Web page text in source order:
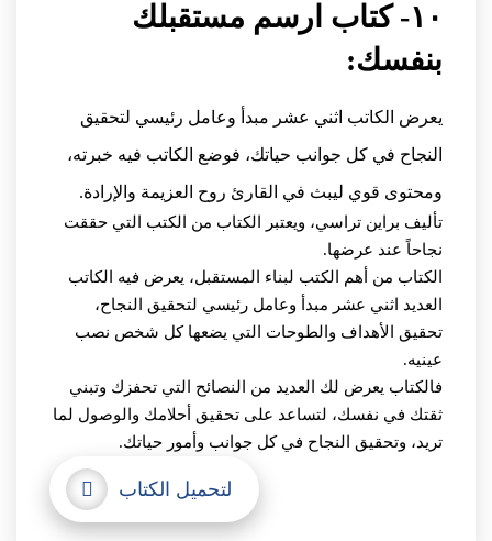
١٠- كتاب ارسم مستقبلك
بنفسك:
يعرض الكاتب اثني عشر مبدأ وعامل رئيسي لتحقيق
النجاح في كل جوانب حياتك، فوضع الكاتب فيه خبرته،
ومحتوى قوي ليبث في القارئ روح العزيمة والإرادة.
تأليف براين تراسي، ويعتبر الكتاب من الكتب التي حققت
نجاحاً عند عرضها.
الكتاب من أهم الكتب لبناء المستقبل، يعرض فيه الكاتب
العديد اثني عشر مبدأ وعامل رئيسي لتحقيق النجاح،
تحقيق الأهداف والطوحات التي يضعها كل شخص نصب
عينيه.
فالكتاب يعرض لك العديد من النصائح التي تحفزك وتبني
ثقتك في نفسك، لتساعد على تحقيق أحلامك والوصول لما
تريد، وتحقيق النجاح في كل جوانب وأمور حياتك.
لتحميل الكتاب